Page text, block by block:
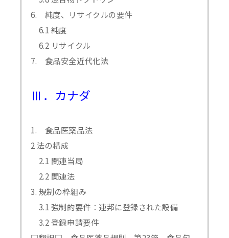
6. 純度、リサイクルの要件
6.1 純度
6.2 リサイクル
7. 食品安全近代化法
Ⅲ．カナダ
1. 食品医薬品法
2 法の構成
2.1 関連当局
2.2 関連法
3. 規制の枠組み
3.1 強制的要件：連邦に登録された設備
3.2 登録申請要件